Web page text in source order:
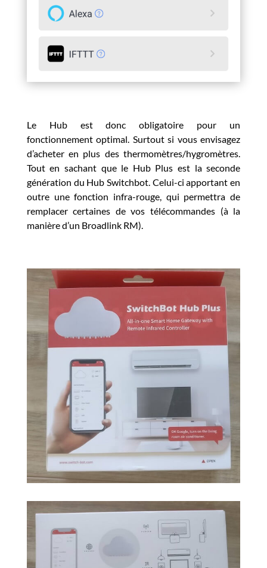
Le Hub est donc obligatoire pour un
fonctionnement optimal. Surtout si vous envisagez
d’acheter en plus des thermomètres/hygromètres.
Tout en sachant que le Hub Plus est la seconde
génération du Hub Switchbot. Celui-ci apportant en
outre une fonction infra-rouge, qui permettra de
remplacer certaines de vos télécommandes (à la
manière d’un Broadlink RM).